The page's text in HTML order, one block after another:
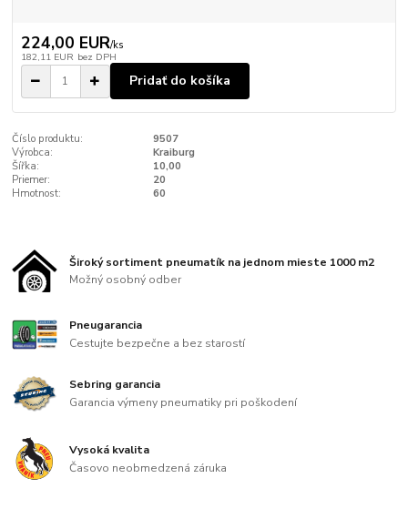
224,00 EUR/ks
182,11 EUR bez DPH
Pridať do košíka
Číslo produktu:
9507
Výrobca:
Kraiburg
Šířka:
10,00
Priemer:
20
Hmotnost:
60
Široký sortiment pneumatík na jednom mieste 1000 m2
Možný osobný odber
Pneugarancia
Cestujte bezpečne a bez starostí
Sebring garancia
Garancia výmeny pneumatiky pri poškodení
Vysoká kvalita
Časovo neobmedzená záruka